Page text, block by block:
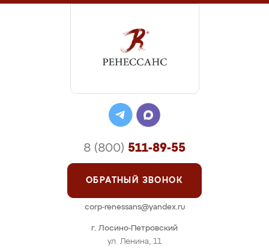
г. Лосино-Петровский
ул. Ленина, 11
8 (800) 511-89-55
ОБРАТНЫЙ ЗВОНОК
corp-renessans@yandex.ru